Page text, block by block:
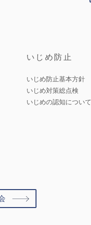
いじめ防止
いじめ防止基本方針
いじめ対策総点検
いじめの認知について